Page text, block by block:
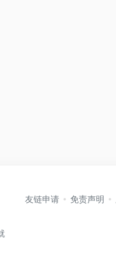
友链申请 免责声明